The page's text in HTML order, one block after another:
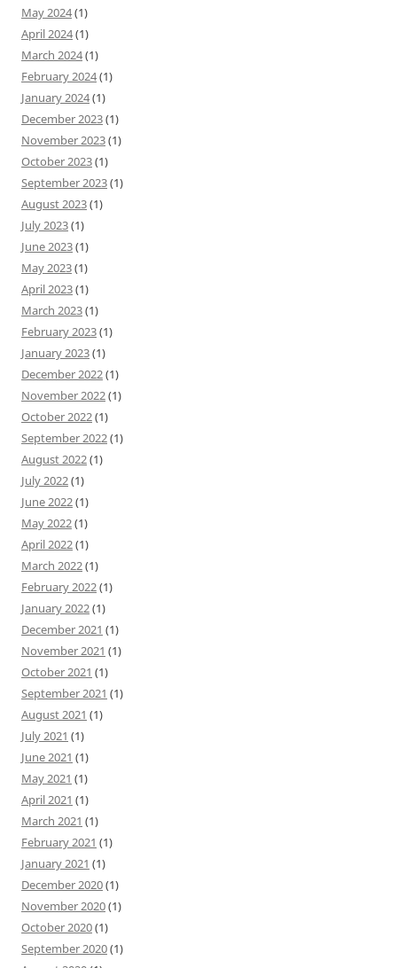
May 2024(1)
April 2024(1)
March 2024(1)
February 2024(1)
January 2024(1)
December 2023(1)
November 2023(1)
October 2023(1)
September 2023(1)
August 2023(1)
July 2023(1)
June 2023(1)
May 2023(1)
April 2023(1)
March 2023(1)
February 2023(1)
January 2023(1)
December 2022(1)
November 2022(1)
October 2022(1)
September 2022(1)
August 2022(1)
July 2022(1)
June 2022(1)
May 2022(1)
April 2022(1)
March 2022(1)
February 2022(1)
January 2022(1)
December 2021 (1)
November 2021 (1)
October 2021 (1)
September 2021 (1)
August 2021 (1)
July 2021 (1)
June 2021 (1)
May 2021 (1)
April 2021 (1)
March 2021 (1)
February 2021 (1)
January 2021 (1)
December 2020(1)
November 2020(1)
October 2020(1)
September 2020(1)